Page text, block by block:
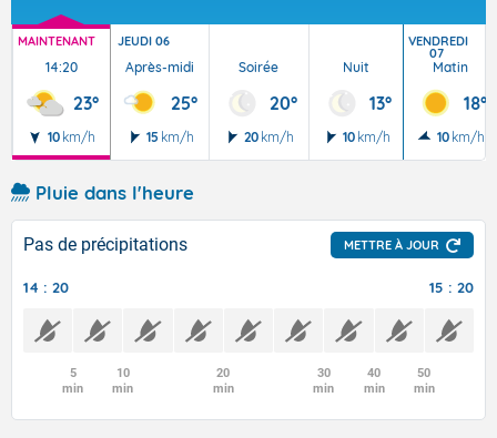
MAINTENANT
14:20
23°
10 km/h
JEUDI 06
Après-midi
25°
15 km/h
Soirée
20°
20 km/h
Nuit
13°
10 km/h
VENDREDI
07
Matin
18°
10 km/h
Pluie dans l'heure
Pas de précipitations METTRE À JOUR
14 : 20 15 : 20
5
min
10
min
20
min
30
min
40
min
50
min